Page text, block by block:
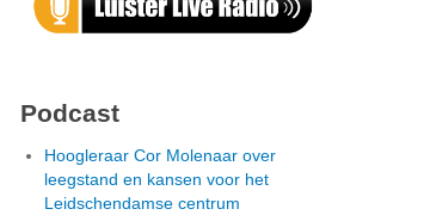
Podcast
Hoogleraar Cor Molenaar over
leegstand en kansen voor het
Leidschendamse centrum